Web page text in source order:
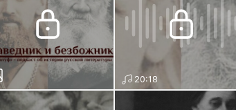
20:18